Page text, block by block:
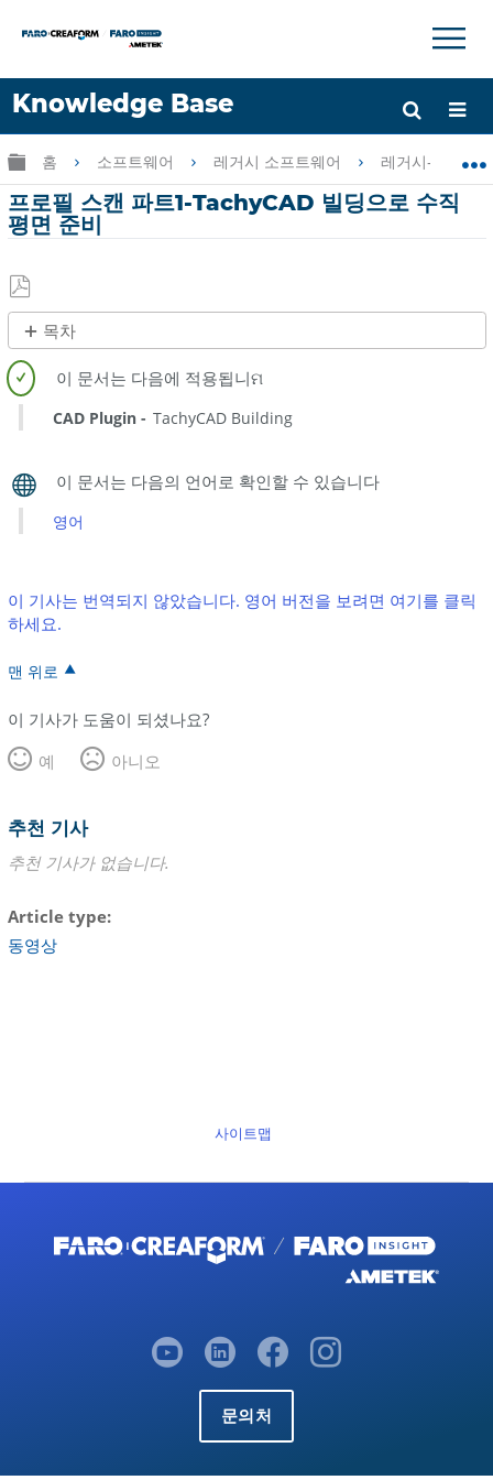
Knowledge Base
언어
도움 받기 로그인
×
글로벌 계층 확장/축소
홈 소프트웨어 레거시 소프트웨어 레거시-
프로필 스캔 파트1-TachyCAD 빌딩으로 수직
평면 준비
PDF
로
저
장
목차
제
목
없
음
CAD Plugin TachyCAD Building
영어
이 기사는 번역되지 않았습니다. 영어 버전을 보려면 여기를 클릭
하세요.
맨 위로
이 기사가 도움이 되셨나요?
예
아니오
추천 기사
추천 기사가 없습니다.
Article type
동영상
사이트맵
문의처